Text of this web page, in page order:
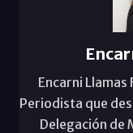
Encarni
Periodista que
Delegación de